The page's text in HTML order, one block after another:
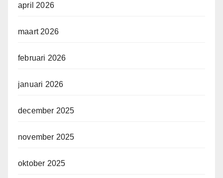
april 2026
maart 2026
februari 2026
januari 2026
december 2025
november 2025
oktober 2025